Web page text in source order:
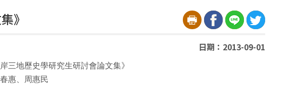
》
日期：2013-09-01
三地歷史學研究生研討會論文集》
惠、周惠民